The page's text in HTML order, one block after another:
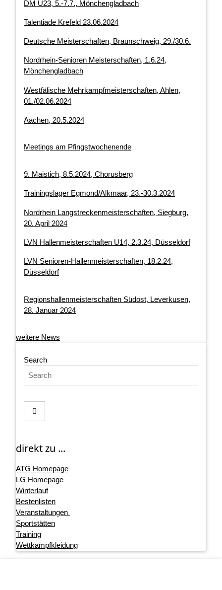
DM U23, 5.-7.7., Mönchengladbach
Talentiade Krefeld 23.06.2024
Deutsche Meisterschaften, Braunschweig, 29./30.6.
Nordrhein-Senioren Meisterschaften, 1.6.24,
Mönchengladbach
Westfälische Mehrkampfmeisterschaften, Ahlen,
01./02.06.2024
Aachen, 20.5.2024
Meetings am Pfingstwochenende
9. Maistich, 8.5.2024, Chorusberg
Trainingslager Egmond/Alkmaar, 23.-30.3.2024
Nordrhein Langstreckenmeisterschaften, Siegburg,
20. April 2024
LVN Hallenmeisterschaften U14, 2.3.24, Düsseldorf
LVN Senioren-Hallenmeisterschaften, 18.2.24,
Düsseldorf
Regionshallenmeisterschaften Südost, Leverkusen,
28. Januar 2024
weitere News
Search
direkt zu ...
ATG Homepage
LG Homepage
Winterlauf
Bestenlisten
Veranstaltungen
Sportstätten
Training
Wettkampfkleidung